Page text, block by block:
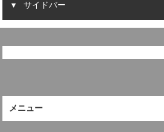
サイドバー
メニュー